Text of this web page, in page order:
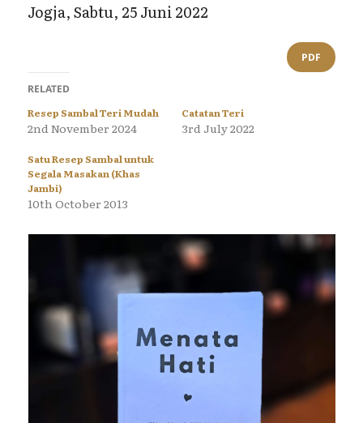
Jogja, Sabtu, 25 Juni 2022
PDF
RELATED
Resep Sambal Teri Mudah
2nd November 2024
Catatan Teri
3rd July 2022
Satu Resep Sambal untuk
Segala Masakan (Khas
Jambi)
10th October 2013